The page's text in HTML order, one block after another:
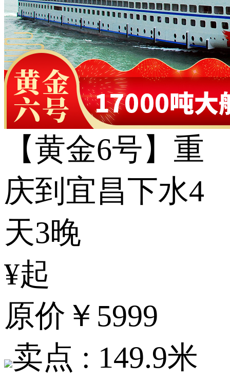
【黄金6号】重
庆到宜昌下水4
天3晚
¥起
原价 ￥5999
卖点 : 149.9米